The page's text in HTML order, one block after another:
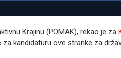
Krajinu (POMAK), rekao je za
kandidaturu ove stranke za